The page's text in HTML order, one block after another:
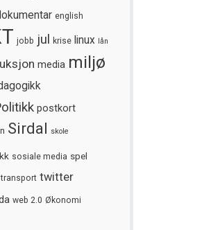
english
jobb jul krise linux lån
media miljø
postkort
Sirdal skole
sosiale media spel
transport twitter
web 2.0 Økonomi